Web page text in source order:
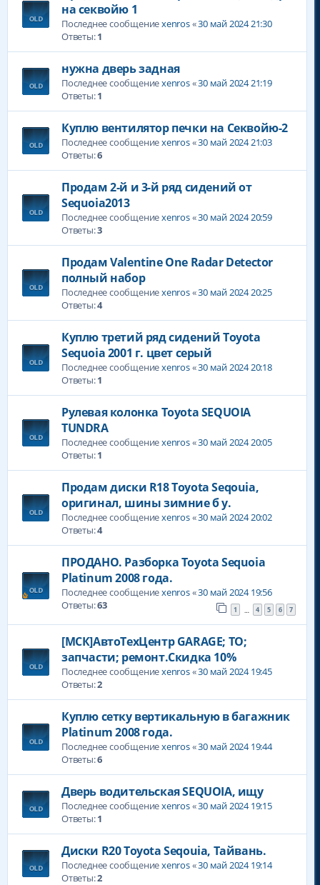
на секвойю 1
Последнее сообщениеxenros«30 май 2024 21:30
Ответы:1
нужна дверь задная
Последнее сообщениеxenros«30 май 2024 21:19
Ответы:1
Куплю вентилятор печки на Секвойю-2
Последнее сообщениеxenros«30 май 2024 21:03
Ответы:6
Продам 2-й и 3-й ряд сидений от
Sequoia2013
Последнее сообщениеxenros«30 май 2024 20:59
Ответы:3
Продам Valentine One Radar Detector
полный набор
Последнее сообщениеxenros«30 май 2024 20:25
Ответы:4
Куплю третий ряд сидений Toyota
Sequoia 2001 г. цвет серый
Последнее сообщениеxenros«30 май 2024 20:18
Ответы:1
Рулевая колонка Toyota SEQUOIA
TUNDRA
Последнее сообщениеxenros«30 май 2024 20:05
Ответы:1
Продам диски R18 Toyota Seqouia,
оригинал, шины зимние б у.
Последнее сообщениеxenros«30 май 2024 20:02
Ответы:4
ПРОДАНО. Разборка Toyota Sequoia
Platinum 2008 года.
Последнее сообщениеxenros«30 май 2024 19:56
Ответы:63 1 4 5 6 7
[МСК]АвтоТехЦентр GARAGE; ТО;
запчасти; ремонт.Скидка 10%
Последнее сообщениеxenros«30 май 2024 19:45
Ответы:2
Куплю сетку вертикальную в багажник
Platinum 2008 года.
Последнее сообщениеxenros«30 май 2024 19:44
Ответы:6
Дверь водительская SEQUOIA, ищу
Последнее сообщениеxenros«30 май 2024 19:15
Ответы:1
Диски R20 Toyota Seqouia, Тайвань.
Последнее сообщениеxenros«30 май 2024 19:14
Ответы:2